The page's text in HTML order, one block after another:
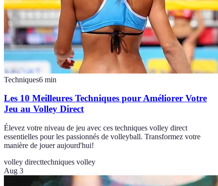
Techniques6 min
Les 10 Meilleures Techniques pour Améliorer Votre
Jeu au Volley Direct
Élevez votre niveau de jeu avec ces techniques volley direct
essentielles pour les passionnés de volleyball. Transformez votre
manière de jouer aujourd'hui!
volley directtechniques volley
Aug 3